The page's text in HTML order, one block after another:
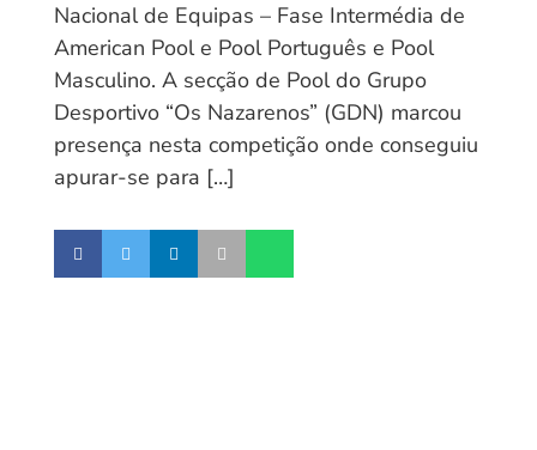
Nacional de Equipas – Fase Intermédia de
American Pool e Pool Português e Pool
Masculino. A secção de Pool do Grupo
Desportivo “Os Nazarenos” (GDN) marcou
presença nesta competição onde conseguiu
apurar-se para […]